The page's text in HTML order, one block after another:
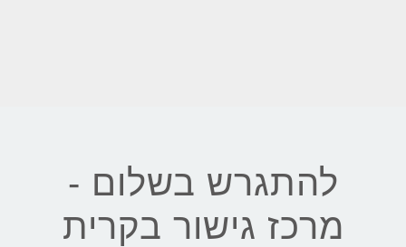
להתגרש בשלום -
מרכז גישור בקרית